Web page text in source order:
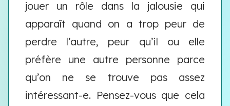
jouer un rôle dans la jalousie qui
apparaît quand on a trop peur de
perdre l’autre, peur qu’il ou elle
préfère une autre personne parce
qu’on ne se trouve pas assez
intéressant-e. Pensez-vous que cela